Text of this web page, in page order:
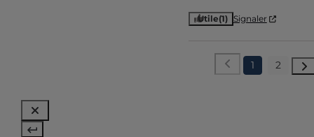
Utile(1) Signaler
1 2